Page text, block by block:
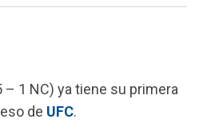
– 1 NC) ya tiene su primera
de UFC.